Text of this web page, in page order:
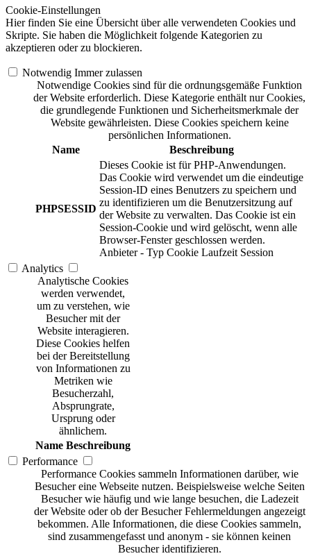
Cookie-Einstellungen
Hier finden Sie eine Übersicht über alle verwendeten Cookies und
Skripte. Sie haben die Möglichkeit folgende Kategorien zu
akzeptieren oder zu blockieren.
Notwendig Immer zulassen
Notwendige Cookies sind für die ordnungsgemäße Funktion
der Website erforderlich. Diese Kategorie enthält nur Cookies,
die grundlegende Funktionen und Sicherheitsmerkmale der
Website gewährleisten. Diese Cookies speichern keine
persönlichen Informationen.
Name
Beschreibung
PHPSESSID
Dieses Cookie ist für PHP-Anwendungen.
Das Cookie wird verwendet um die eindeutige
Session-ID eines Benutzers zu speichern und
zu identifizieren um die Benutzersitzung auf
der Website zu verwalten. Das Cookie ist ein
Session-Cookie und wird gelöscht, wenn alle
Browser-Fenster geschlossen werden.
Anbieter - Typ Cookie Laufzeit Session
Analytics
Analytische Cookies
werden verwendet,
um zu verstehen, wie
Besucher mit der
Website interagieren.
Diese Cookies helfen
bei der Bereitstellung
von Informationen zu
Metriken wie
Besucherzahl,
Absprungrate,
Ursprung oder
ähnlichem.
Name Beschreibung
Performance
Performance Cookies sammeln Informationen darüber, wie
Besucher eine Webseite nutzen. Beispielsweise welche Seiten
Besucher wie häufig und wie lange besuchen, die Ladezeit
der Website oder ob der Besucher Fehlermeldungen angezeigt
bekommen. Alle Informationen, die diese Cookies sammeln,
sind zusammengefasst und anonym - sie können keinen
Besucher identifizieren.